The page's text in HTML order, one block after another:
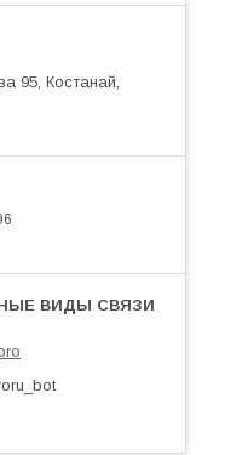
95, Костанай,